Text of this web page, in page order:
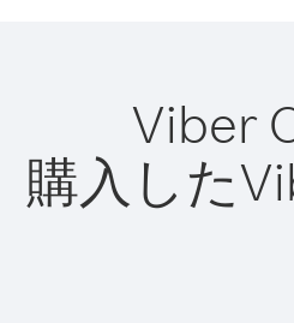
Viber
購入した